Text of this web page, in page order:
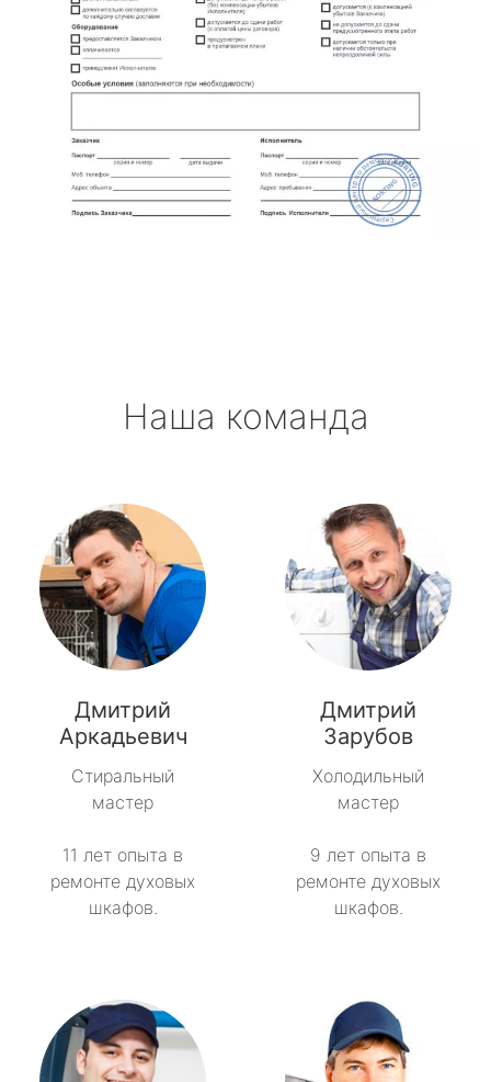
Наша команда
Дмитрий
Аркадьевич
Стиральный
мастер
11 лет опыта в
ремонте духовых
шкафов.
Дмитрий
Зарубов
Холодильный
мастер
9 лет опыта в
ремонте духовых
шкафов.